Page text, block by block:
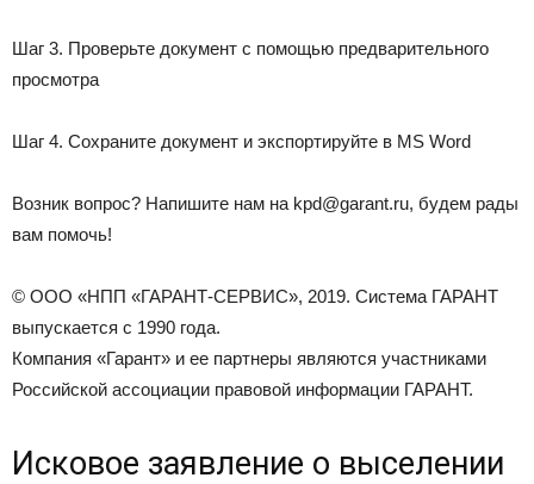
Шаг 3. Проверьте документ с помощью предварительного
просмотра
Шаг 4. Сохраните документ и экспортируйте в MS Word
Возник вопрос? Напишите нам на kpd@garant.ru, будем рады
вам помочь!
© ООО «НПП «ГАРАНТ-СЕРВИС», 2019. Система ГАРАНТ
выпускается с 1990 года.
Компания «Гарант» и ее партнеры являются участниками
Российской ассоциации правовой информации ГАРАНТ.
Исковое заявление о выселении